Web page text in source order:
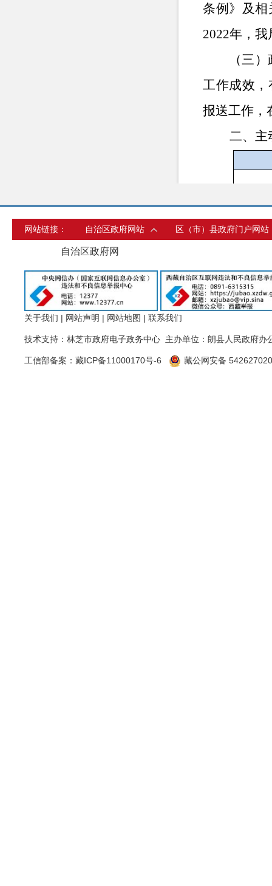
条例》及
2022年，
（三
工作成效
报送工作，
二、主
网站链接： 自治区政府网站 区（市）县政府门户网站
自治区政府网
关于我们 | 网站声明 | 网站地图 | 联系我们
技术支持：林芝市政府电子政务中心 主办单位：朗县人民政府办
工信部备案： 藏ICP备11000170号-6 藏公网安备